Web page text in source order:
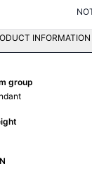
INFORMATION
group